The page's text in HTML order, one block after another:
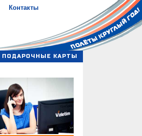
Контакты
ПОДАРОЧНЫЕ КАРТЫ